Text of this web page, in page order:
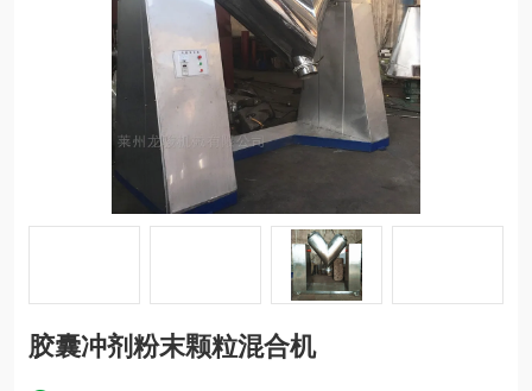
胶囊冲剂粉末颗粒混合机